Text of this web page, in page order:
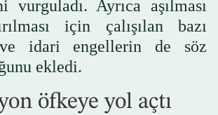
vurguladı. Ayrıca aşılması
için çalışılan bazı
idari engellerin de söz
ekledi.
öfkeye yol açtı